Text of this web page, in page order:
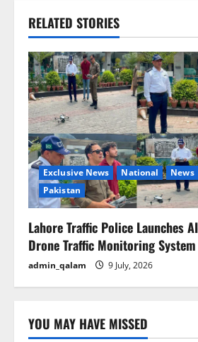
t
n
a
v
i
g
a
t
i
o
n
RELATED STORIES
Exclusive News National
News
Pakistan
Lahore Traffic Police Launches
Drone Traffic Monitoring System
admin_qalam 9 July, 2026
YOU MAY HAVE MISSED